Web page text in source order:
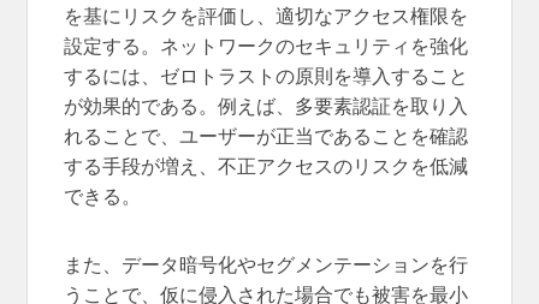
を基にリスクを評価し、適切なアクセス権限を
設定する。ネットワークのセキュリティを強化
するには、ゼロトラストの原則を導入すること
が効果的である。例えば、多要素認証を取り入
れることで、ユーザーが正当であることを確認
する手段が増え、不正アクセスのリスクを低減
できる。
また、データ暗号化やセグメンテーションを行
うことで、仮に侵入された場合でも被害を最小